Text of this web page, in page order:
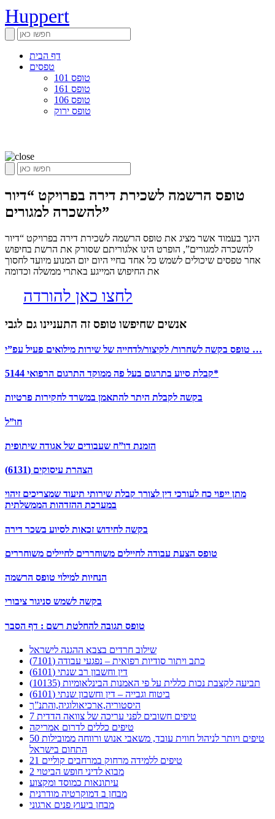
Huppert
דף הבית
טפסים
טופס 101
טופס 161
טופס 106
טופס ירוק
טופס הרשמה לשכירת דירה בפרויקט “דיור
להשכרה למגורים”
הינך בעמוד אשר מציג את טופס הרשמה לשכירת דירה בפרויקט “דיור
להשכרה למגורים”, הופרט הינו אלגוריתם שסורק את הרשת בחיפוש
אחר טפסים שיכולים לשמש כל אחד בחיי היום יום המנוע מיועד לחסוך
את החיפוש המייגע באתרי ממשלה וכדומה
לחצו כאן להורדה
אנשים שחיפשו טופס זה התעניינו גם לגבי
טופס בקשה לשחרור/ לקיצור/לדחייה של שירות מילואים פעיל עפ”י …
קבלת סיוע בתרגום בעל פה ממוקד התרגום הרפואי 5144*
בקשה לקבלת היתר להתאמן במשרד לחקירות פרטיות
חו”ל
הזמנת דו”ח שעבודים של אגודה שיתופית
הצהרת עיסוקים (6131)
מתן ייפוי כח לעורכי דין לצורך קבלת שירותי תיעוד שמצריכים זיהוי
במערכת ההזדהות הממשלתית
בקשה לחידוש זכאות לסיוע בשכר דירה
טופס הצעת עבודה לחיילים משוחררים לחיילים משוחררים
הנחיות למילוי טופס הרשמה
בקשה לשמש סניגור ציבורי
טופס תגובה להחלטת רשם : דף הסבר
שילוב חרדים בצבא ההגנה לישראל
כתב ויתור סודיות רפואית – נפגעי עבודה (7101)
דין וחשבון רב שנתי (6101)
תביעה לקצבת נכות כללית על פי האמנות הבינלאומיות (10135)
ביטוח וגבייה – דין וחשבון שנתי (6101)
היסטוריה,ארכיאולוגיה,והתנ”ך
7 טיפים חשובים לפני עריכה של צוואה הדדית
טיפים כללים לדרום אמריקה
50 טיפים ויותר לניהול חווית עובד, משאבי אנוש ורווחה ממובילות
התחום בישראל
21 טיפים ללמידה מרחוק במרחבים קוליים
מבוא לדיני חופש הביטוי 2
עיתונאות כמוסד ומקצוע
מבחן ב דמוקרטיה מודרנית
מבחן ביעוץ פנים ארגוני